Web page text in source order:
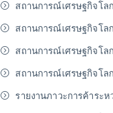
สถานการณ์เศรษฐกิจโล
สถานการณ์เศรษฐกิจโล
สถานการณ์เศรษฐกิจโล
สถานการณ์เศรษฐกิจโล
รายงานภาวะการค้าระ